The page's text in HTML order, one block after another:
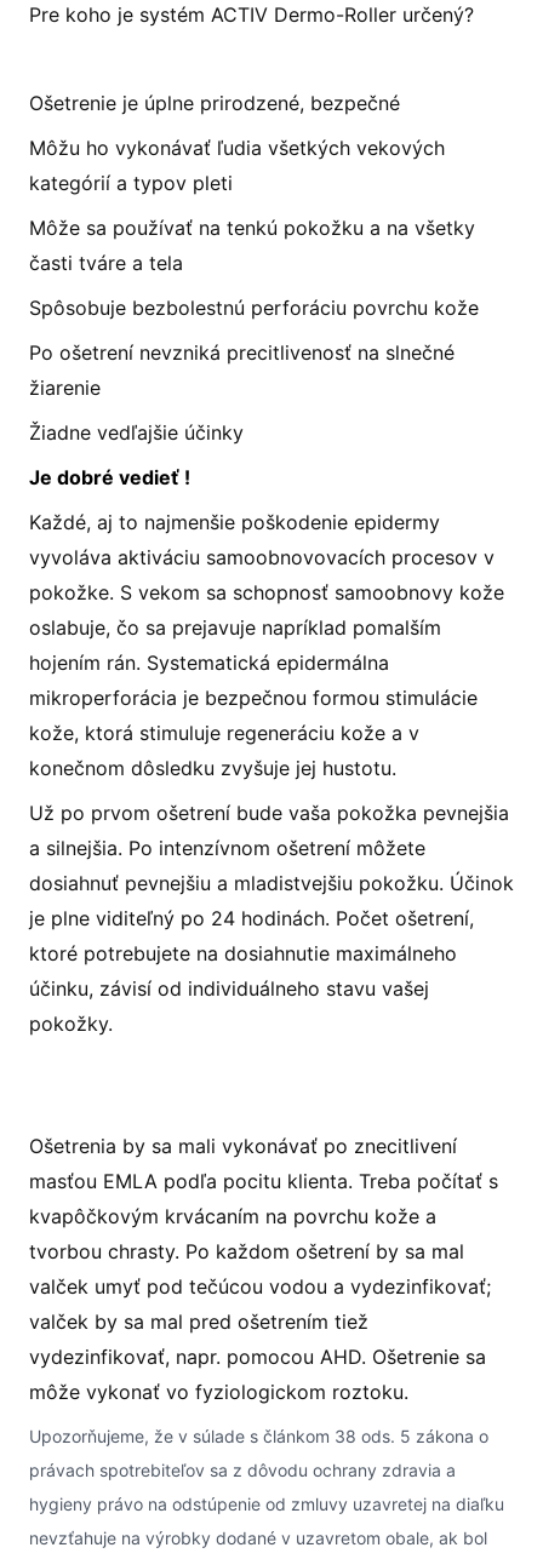
Pre koho je systém ACTIV Dermo-Roller určený?
Ošetrenie je úplne prirodzené, bezpečné
Môžu ho vykonávať ľudia všetkých vekových
kategórií a typov pleti
Môže sa používať na tenkú pokožku a na všetky
časti tváre a tela
Spôsobuje bezbolestnú perforáciu povrchu kože
Po ošetrení nevzniká precitlivenosť na slnečné
žiarenie
Žiadne vedľajšie účinky
Je dobré vedieť !
Každé, aj to najmenšie poškodenie epidermy
vyvoláva aktiváciu samoobnovovacích procesov v
pokožke. S vekom sa schopnosť samoobnovy kože
oslabuje, čo sa prejavuje napríklad pomalším
hojením rán. Systematická epidermálna
mikroperforácia je bezpečnou formou stimulácie
kože, ktorá stimuluje regeneráciu kože a v
konečnom dôsledku zvyšuje jej hustotu.
Už po prvom ošetrení bude vaša pokožka pevnejšia
a silnejšia. Po intenzívnom ošetrení môžete
dosiahnuť pevnejšiu a mladistvejšiu pokožku. Účinok
je plne viditeľný po 24 hodinách. Počet ošetrení,
ktoré potrebujete na dosiahnutie maximálneho
účinku, závisí od individuálneho stavu vašej
pokožky.
Ošetrenia by sa mali vykonávať po znecitlivení
masťou EMLA podľa pocitu klienta. Treba počítať s
kvapôčkovým krvácaním na povrchu kože a
tvorbou chrasty. Po každom ošetrení by sa mal
valček umyť pod tečúcou vodou a vydezinfikovať;
valček by sa mal pred ošetrením tiež
vydezinfikovať, napr. pomocou AHD. Ošetrenie sa
môže vykonať vo fyziologickom roztoku.
Upozorňujeme, že v súlade s článkom 38 ods. 5 zákona o
právach spotrebiteľov sa z dôvodu ochrany zdravia a
hygieny právo na odstúpenie od zmluvy uzavretej na diaľku
nevzťahuje na výrobky dodané v uzavretom obale, ak bol